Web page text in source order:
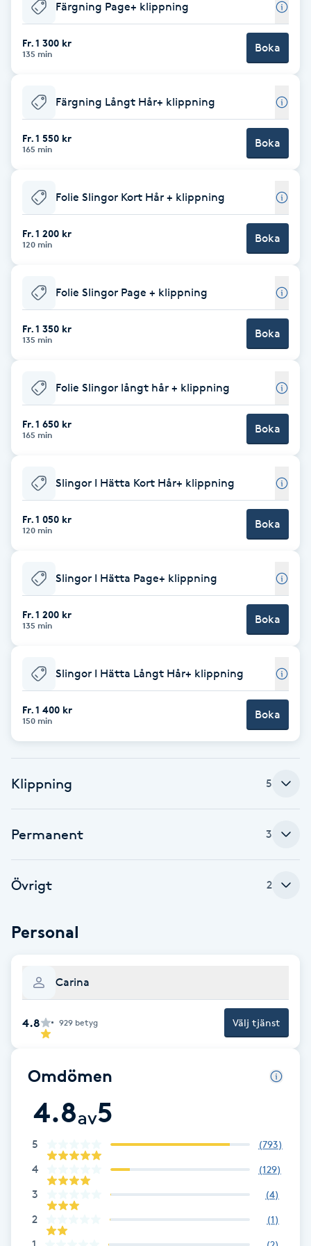
Babylights
Bambumassage
Barber
BIAB
Blowout
Bottenfärg
Brynformning
Bröllopsuppsättning
Coachning
Color correction
Cryoterapi
D
Damklippning
Dermapen
Diamantslipning
E
Extensions borttagning
Eyeliner-tatuering
Face framing
Faceliftmassage
Fettreducering
Fibromassage
Fotmassage
Färgning Page+ klippning
Fr. 1 300 kr
135 min Boka
Färgning Långt Hår+ klippning
Fr. 1 550 kr
165 min Boka
Folie Slingor Kort Hår + klippning
Fr. 1 200 kr
120 min Boka
Folie Slingor Page + klippning
Fr. 1 350 kr
135 min Boka
Folie Slingor långt hår + klippning
Fr. 1 650 kr
165 min Boka
Slingor I Hätta Kort Hår+ klippning
Fr. 1 050 kr
120 min Boka
Slingor I Hätta Page+ klippning
Fr. 1 200 kr
135 min Boka
Slingor I Hätta Långt Hår+ klippning
Fr. 1 400 kr
150 min Boka
Klippning 5
Permanent 3
Övrigt 2
Personal
Carina
4.8 929 betyg Välj tjänst
Omdömen
4.8av5
5 (793)
4 (129)
3 (4)
2 (1)